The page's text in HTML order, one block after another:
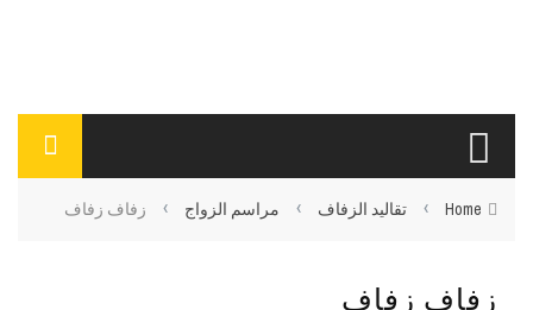
Home
› تقاليد الزفاف › مراسم الزواج › زفاف زفاف
زفاف زفاف